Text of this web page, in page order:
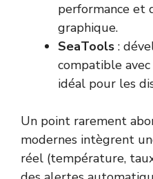
performance et
graphique.
SeaTools :
compatible
idéal pour les
Un point rarement
modernes intègrent
réel (température,